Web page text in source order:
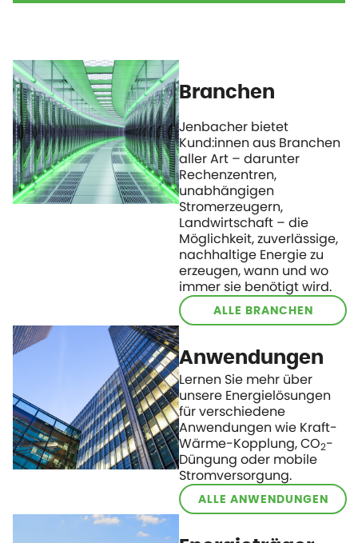
Branchen
Jenbacher bietet
Kund:innen aus Branchen
aller Art – darunter
Rechenzentren,
unabhängigen
Stromerzeugern,
Landwirtschaft – die
Möglichkeit, zuverlässige,
nachhaltige Energie zu
erzeugen, wann und wo
immer sie benötigt wird.
ALLE BRANCHEN
Anwendungen
Lernen Sie mehr über
unsere Energielösungen
für verschiedene
Anwendungen wie Kraft-
Wärme-Kopplung, CO2-
Düngung oder mobile
Stromversorgung.
ALLE ANWENDUNGEN